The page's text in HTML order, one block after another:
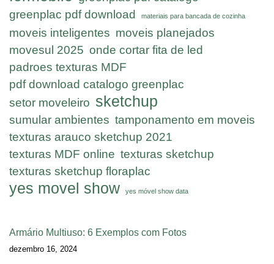
greenplac pdf download
materiais para bancada de cozinha
moveis inteligentes moveis planejados
movesul 2025 onde cortar fita de led
padroes texturas MDF
pdf download catalogo greenplac
setor moveleiro sketchup
sumular ambientes tamponamento em moveis
texturas arauco sketchup 2021
texturas MDF online texturas sketchup
texturas sketchup floraplac
yes movel show yes móvel show data
Armário Multiuso: 6 Exemplos com Fotos
dezembro 16, 2024